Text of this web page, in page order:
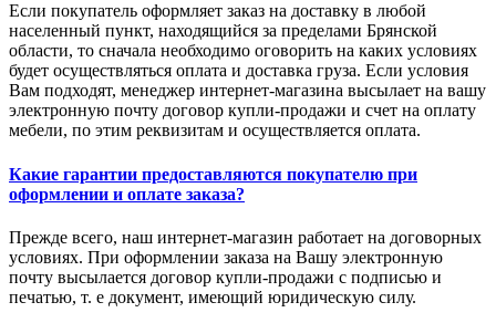
Если покупатель оформляет заказ на доставку в любой
населенный пункт, находящийся за пределами Брянской
области, то сначала необходимо оговорить на каких условиях
будет осуществляться оплата и доставка груза. Если условия
Вам подходят, менеджер интернет-магазина высылает на вашу
электронную почту договор купли-продажи и счет на оплату
мебели, по этим реквизитам и осуществляется оплата.
Какие гарантии предоставляются покупателю при
оформлении и оплате заказа?
Прежде всего, наш интернет-магазин работает на договорных
условиях. При оформлении заказа на Вашу электронную
почту высылается договор купли-продажи с подписью и
печатью, т. е документ, имеющий юридическую силу.